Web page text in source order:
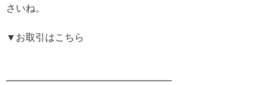
さいね。
▼お取引はこちら
━━━━━━━━━━━━━━━━━